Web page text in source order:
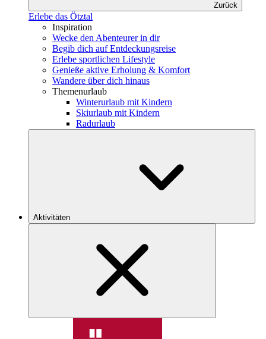
Zurück
Erlebe das Ötztal
Inspiration
Wecke den Abenteurer in dir
Begib dich auf Entdeckungsreise
Erlebe sportlichen Lifestyle
Genieße aktive Erholung & Komfort
Wandere über dich hinaus
Themenurlaub
Winterurlaub mit Kindern
Skiurlaub mit Kindern
Radurlaub
Aktivitäten